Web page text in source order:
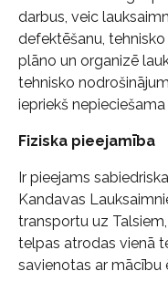
darbus, veic
defektēšanu,
plāno un organizē
tehnisko
iepriekš
Fiziska pieejamība
Ir pieejams
Kandavas
transportu uz
telpas atrodas vienā
savienotas ar mācību